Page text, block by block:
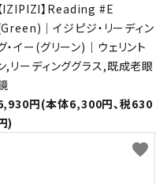
IZIPIZI】Reading #E
｜イジピジ・リーディン
・イー(グリーン)｜ウェリント
,リーディンググラス,既成老眼
円(本体6,300円、税630
)
favorite